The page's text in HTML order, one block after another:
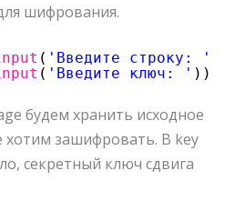
шифрования.
( 'Введите строку: '
( 'Введите ключ: ' ))
будем хранить исходное
хотим зашифровать. В key
секретный ключ сдвига